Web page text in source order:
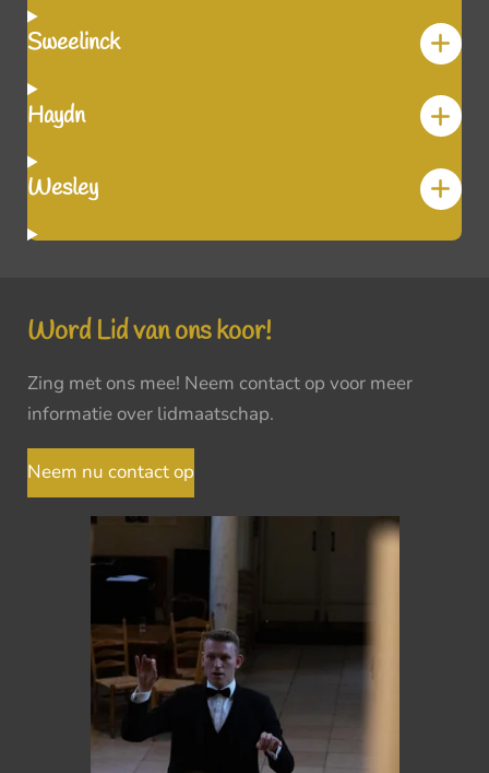
Sweelinck
Haydn
Wesley
Word Lid van ons koor!
Zing met ons mee! Neem contact op voor meer
informatie over lidmaatschap.
Neem nu contact op